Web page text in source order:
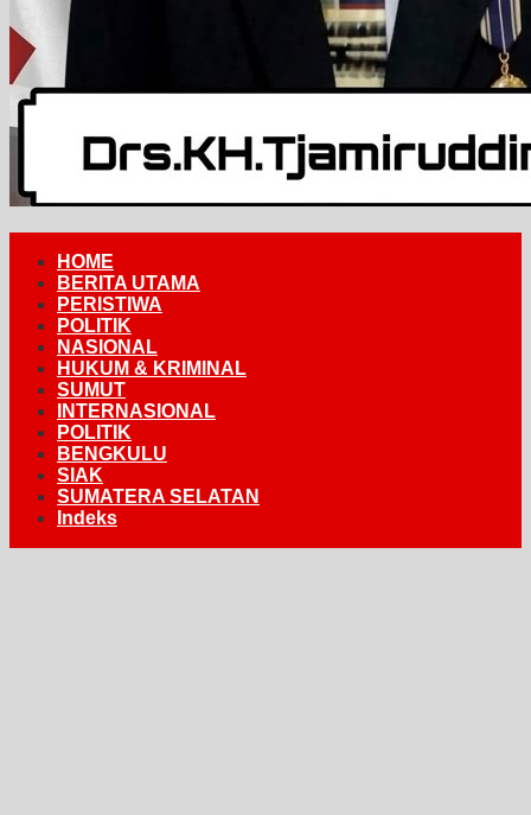
HOME
BERITA UTAMA
PERISTIWA
POLITIK
NASIONAL
HUKUM & KRIMINAL
SUMUT
INTERNASIONAL
POLITIK
BENGKULU
SIAK
SUMATERA SELATAN
Indeks